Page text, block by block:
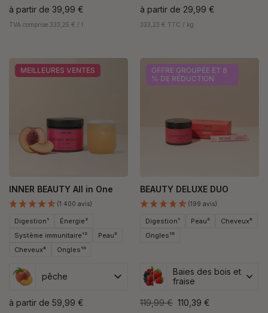
à partir de 39,99 €
TVA comprise 333,25 € / l
à partir de 29,99 €
333,23 € TTC / kg
MEILLEURES VENTES
INNER BEAUTY All in One
(1 400 avis)
Digestion¹
Énergie²
Système immunitaire¹²
Peau⁵
Cheveux⁸
Ongles¹⁰
pêche
à partir de 59,99 €
OFFRE GROUPÉE ET 8
% DE RÉDUCTION
BEAUTY DELUXE DUO
(199 avis)
Digestion¹ Peau⁵
Cheveux⁸
Ongles¹⁰
Baies des bois et
fraise
119,99 € 110,39 €